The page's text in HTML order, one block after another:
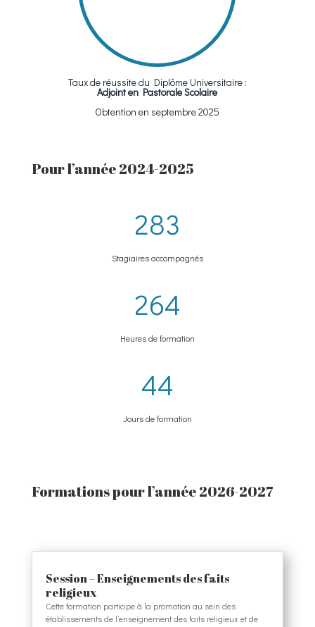
Taux de réussite du Diplôme Universitaire :
Adjoint en Pastorale Scolaire
Obtention en septembre 2025
Pour l’année 2024-2025
283
Stagiaires accompagnés
264
Heures de formation
44
Jours de formation
Formations pour l’année 2026-2027
Session – Enseignements des faits
religieux
Cette formation participe à la promotion au sein des
établissements de l’enseignement des faits religieux et de